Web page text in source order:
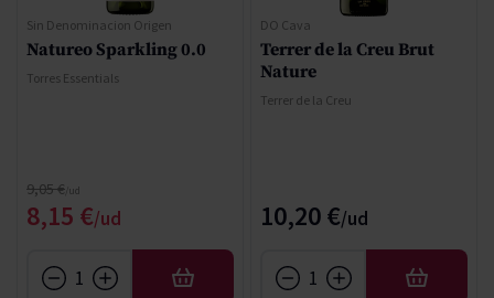
Sin Denominacion Origen
Natureo Sparkling 0.0
Torres Essentials
Precio especial
8,15 €
Precio normal
9,05 €
AÑADIR
DO Cava
Terrer de la Creu Brut
Nature
Terrer de la Creu
10,20 €
AÑADIR